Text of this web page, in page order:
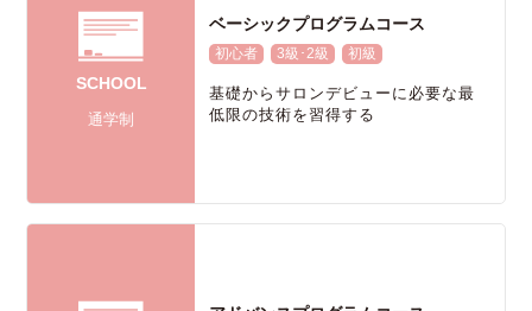
SCHOOL
通学制
ベーシックプログラムコース
初心者 3級･2級 初級
基礎からサロンデビューに必要な最
低限の技術を習得する